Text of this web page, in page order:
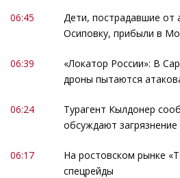
06:45
Дети, пострадавшие от
Осиповку, прибыли в
06:39
«Локатор России»: В
дроны пытаются
06:24
Турагент Кылдонер
обсуждают загрязнение
06:17
На ростовском рынке
спецрейды